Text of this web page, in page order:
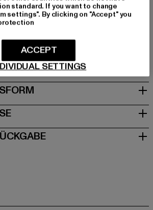
06118
Stabio | CH
standard. If you want to change
settings". By clicking on "Accept" you
SETTINGS
ACCEPT